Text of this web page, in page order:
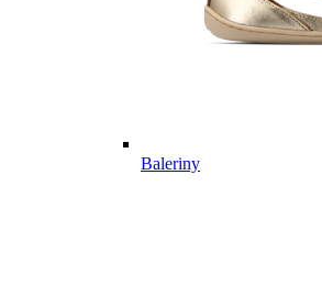
Baleriny